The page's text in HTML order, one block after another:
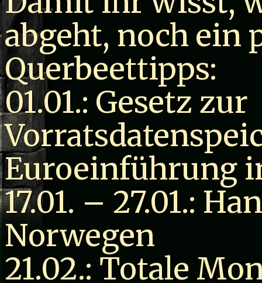
abgeht, noch ein
Querbeettipps:
01.01.: Gesetz zur
Euroeinführung
17.01. – 27.01.:
Norwegen
21.02.: Totale